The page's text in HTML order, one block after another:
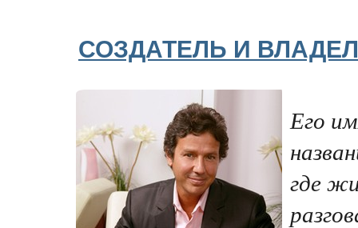
СОЗДАТЕЛЬ И
Его
где